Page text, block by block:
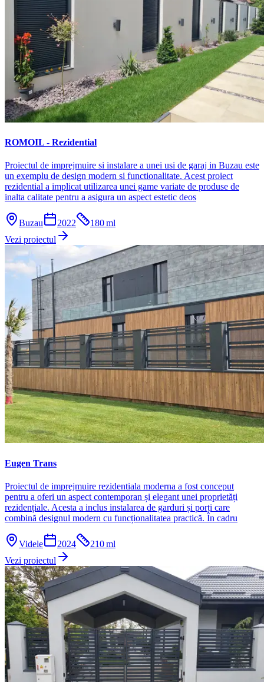
ROMOIL - Rezidential
Proiectul de imprejmuire si instalare a unei usi de garaj in Buzau este
un exemplu de design modern si functionalitate. Acest proiect
rezidential a implicat utilizarea unei game variate de produse de
inalta calitate pentru a asigura un aspect estetic deos
Buzau 2022 180ml
Vezi proiectul
Eugen Trans
Proiectul de imprejmuire rezidentiala moderna a fost conceput
pentru a oferi un aspect contemporan și elegant unei proprietăți
rezidențiale. Acesta a inclus instalarea de garduri și porți care
combină designul modern cu funcționalitatea practică. În cadru
Videle 2024 210ml
Vezi proiectul